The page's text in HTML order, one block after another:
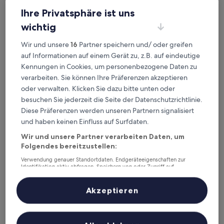
Radisson Blu Resort Wetland Park Wuxi
Radisson Blu Resort Wetland Park Wuxi
4.5-
Sterne-
Unterkunft
Bezirk Xinwu, 8,1 km von Flughafen Shuofang (WUX) entfernt
von
Außergewöhnlich,
Bewertungen)
9,4/10 Außergewöhnlich (14 Bewertungen)
Der
Preis
beträgt
72 €
inkl. Steuern & Gebühren
10. Aug.–11. Aug.
Pullman Wuxi New Lake
Ihre Privatsphäre ist uns
wichtig
Wir und unsere16 Partner speichern und/ oder greifen
auf Informationen auf einem Gerät zu, z.B. auf eindeutige
Kennungen in Cookies, um personenbezogene Daten zu
verarbeiten. Sie können Ihre Präferenzen akzeptieren
oder verwalten. Klicken Sie dazu bitte unten oder
besuchen Sie jederzeit die Seite der Datenschutzrichtlinie.
Diese Präferenzen werden unseren Partnern signalisiert
und haben keinen Einfluss auf Surfdaten.
Wir und unsere Partner verarbeiten Daten, um
Folgendes bereitzustellen:
Verwendung genauer Standortdaten. Endgeräteeigenschaften zur
Identifikation aktiv abfragen. Speichern von oder Zugriff auf
Inhalte, Messung von Werbeleistung und der Performance von Inhalten,
Zielgruppenforschung sowie Entwicklung und Verbesserung von
Liste der Partner (Lieferanten)
Akzeptieren